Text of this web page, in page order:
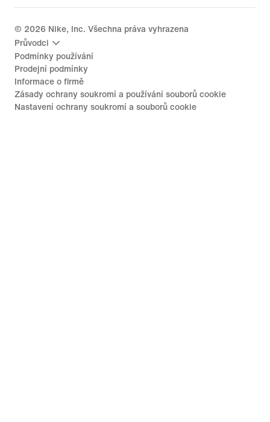
© 2026 Nike, Inc. Všechna práva vyhrazena
Průvodci
Podmínky používání
Prodejní podmínky
Informace o firmě
Zásady ochrany soukromí a používání souborů cookie
Nastavení ochrany soukromí a souborů cookie